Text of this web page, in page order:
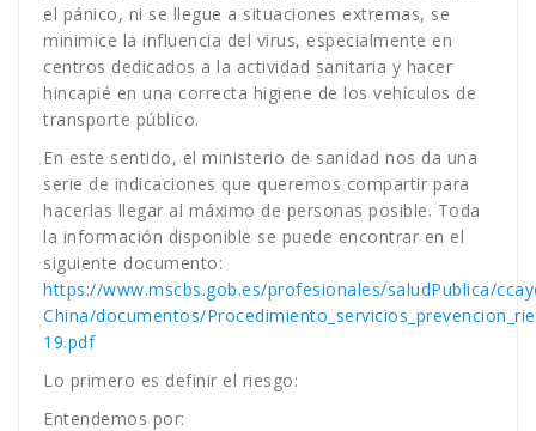
el pánico, ni se llegue a situaciones extremas, se
minimice la influencia del virus, especialmente en
centros dedicados a la actividad sanitaria y hacer
hincapié en una correcta higiene de los vehículos de
transporte público.
En este sentido, el ministerio de sanidad nos da una
serie de indicaciones que queremos compartir para
hacerlas llegar al máximo de personas posible. Toda
la información disponible se puede encontrar en el
siguiente documento:
https://www.mscbs.gob.es/profesionales/saludPublica/
China/documentos/
19.pdf
Lo primero es definir el riesgo:
Entendemos por: